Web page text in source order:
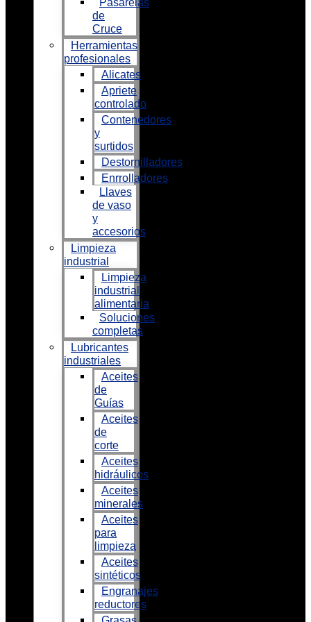
Pasarelas
de
Cruce
Herramientas
profesionales
Alicates
Apriete
controlado
Contenedores
y
surtidos
Destornilladores
Enrrolladores
Llaves
de vaso
y
accesorios
Limpieza
industrial
Limpieza
industrial
alimentaria
Soluciones
completas
Lubricantes
industriales
Aceites
de
Guías
Aceites
de
corte
Aceites
hidráulicos
Aceites
minerales
Aceites
para
limpieza
Aceites
sintéticos
Engranajes
reductores